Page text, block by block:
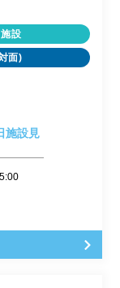
設
面)
施設見